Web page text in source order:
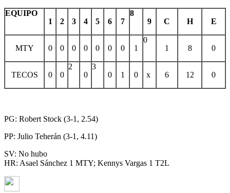
EQUIPO
1
2 3 4 5 6 7
8
9
C H E
MTY 0 0 0 0 0 0 0 1
0
1
8 0
TECOS 0 0
2
0
3
0
1 0 x 6 12 0
PG: Robert Stock (3-1, 2.54)
PP: Julio Teherán (3-1, 4.11)
SV: No hubo
HR: Asael Sánchez 1 MTY; Kennys Vargas 1 T2L